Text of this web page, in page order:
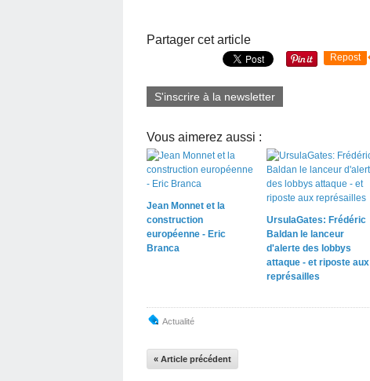
Partager cet article
Repost
S'inscrire à la newsletter
Vous aimerez aussi :
Jean Monnet et la
construction
européenne - Eric
Branca
UrsulaGates: Frédéric
Baldan le lanceur
d'alerte des lobbys
attaque - et riposte aux
représailles
Actualité
« Article précédent